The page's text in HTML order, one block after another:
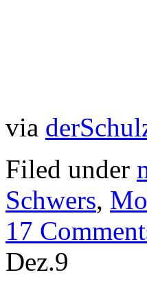
via
Filed under
Schwers,
17
Dez.9